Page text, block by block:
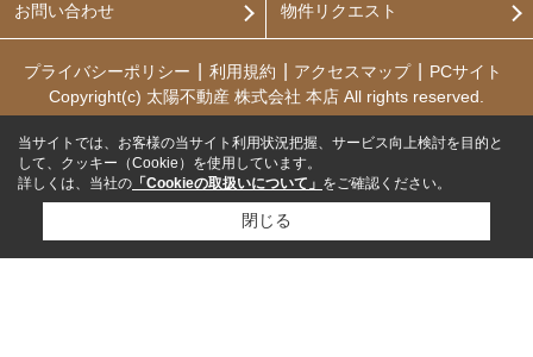
お問い合わせ 物件リクエスト
プライバシーポリシー 利用規約 アクセスマップ
PCサイト
Copyright(c) 太陽不動産 株式会社 本店 All rights reserved.
当サイトでは、お客様の当サイト利用状況把握、サービス向上検討を目的と
して、クッキー（Cookie）を使用しています。
詳しくは、当社の 「Cookieの取扱いについて」 をご確認ください。
閉じる